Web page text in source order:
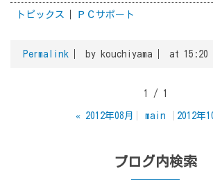
トピックス ＰＣサポート
Permalink by kouchiyama at 15:20
1 / 1
« 2012年08月 main 2012年
ブログ内検索